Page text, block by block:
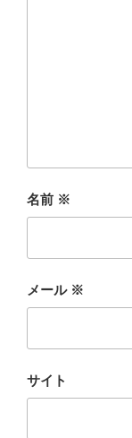
名前 ※
メール ※
サイト